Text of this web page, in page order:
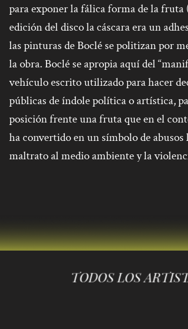
para exponer la fálica forma de la
edición del disco la cáscara era un
las pinturas de Boclé se politizan por
la obra. Boclé se apropia aquí del
vehículo escrito utilizado para hacer
públicas de índole política o artística,
posición frente una fruta que en el
ha convertido en un símbolo de abusos
maltrato al medio ambiente y la
TODOS LOS